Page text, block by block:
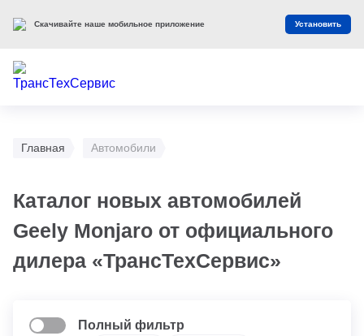
Главная Автомобили
Каталог новых автомобилей
Geely Monjaro от официального
дилера «ТрансТехСервис»
Полный фильтр
Скачивайте наше мобильное приложение Установить